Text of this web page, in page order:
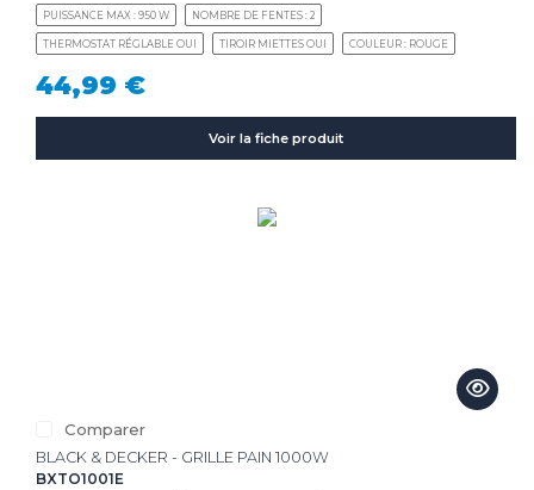
PUISSANCE MAX : 950 W NOMBRE DE FENTES : 2
THERMOSTAT RÉGLABLE OUI TIROIR MIETTES OUI COULEUR : ROUGE
44,99 €
Voir la fiche produit
Comparer
BLACK & DECKER - GRILLE PAIN 1000W
BXTO1001E